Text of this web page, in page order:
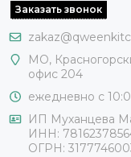
Заказать звонок
МО,
офис 204
ежедневно с
ИП Муханцева
ИНН:
ОГРН: